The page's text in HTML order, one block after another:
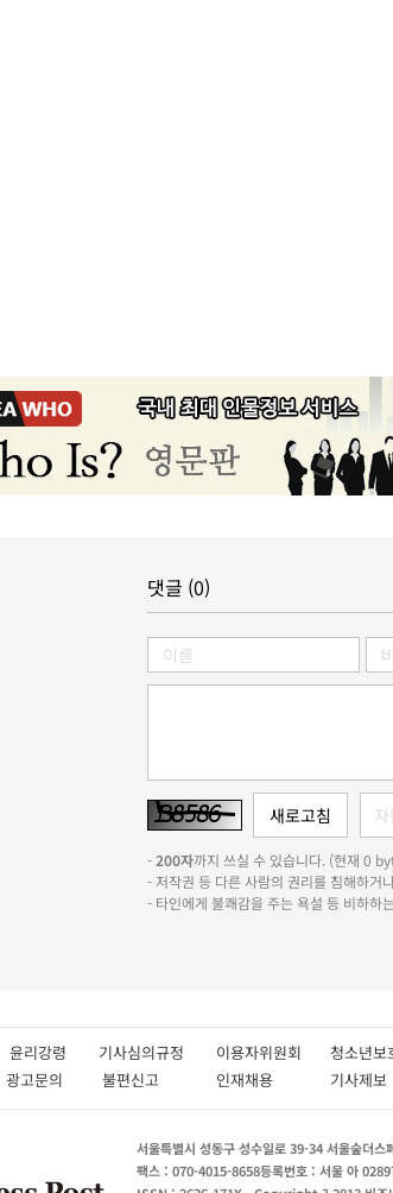
댓글 (0)
-200자까지 쓰실 수 있습니다. (현재 0
- 저작권 등 다른 사람의 권리를 침해하거
- 타인에게 불쾌감을 주는 욕설 등 비하하
윤리강령 기사심의규정 이용자위원회 청소년
광고문의 불편신고 인재채용 기사
서울특별시 성동구 성수일로 39-34 서울숲더
팩스 : 070-4015-8658등록번호 : 서울 아